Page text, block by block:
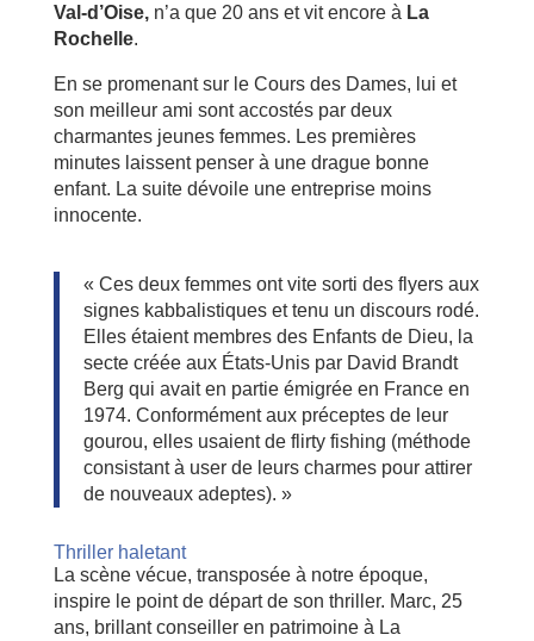
Val-d’Oise,n’a que 20 ans et vit encore à La
Rochelle.
En se promenant sur le Cours des Dames, lui et
son meilleur ami sont accostés par deux
charmantes jeunes femmes. Les premières
minutes laissent penser à une drague bonne
enfant. La suite dévoile une entreprise moins
innocente.
« Ces deux femmes ont vite sorti des flyers aux
signes kabbalistiques et tenu un discours rodé.
Elles étaient membres des Enfants de Dieu, la
secte créée aux États-Unis par David Brandt
Berg qui avait en partie émigrée en France en
1974. Conformément aux préceptes de leur
gourou, elles usaient de flirty fishing (méthode
consistant à user de leurs charmes pour attirer
de nouveaux adeptes). »
Thriller haletant
La scène vécue, transposée à notre époque,
inspire le point de départ de son thriller. Marc, 25
ans, brillant conseiller en patrimoine à La